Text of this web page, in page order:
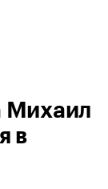
Михаил
в